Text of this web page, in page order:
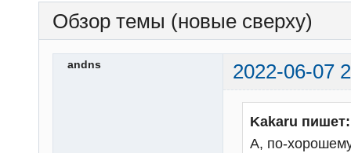
Обзор темы (новые сверху)
andns 2022-06-07
Kakaru пишет:
А, по-